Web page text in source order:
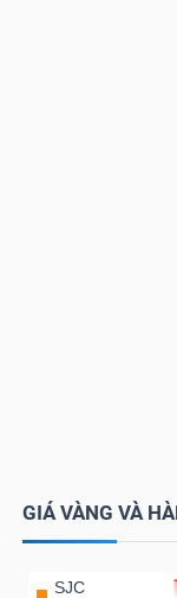
GIÁ VÀNG VÀ
SJC